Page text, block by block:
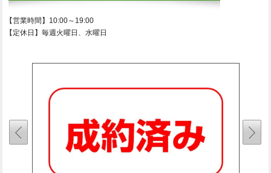
【営業時間】10:00～19:00
【定休日】毎週火曜日、水曜日